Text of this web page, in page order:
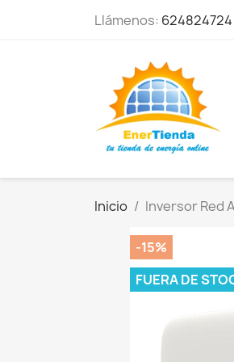
Llámenos: 624824724
Inicio Inversor Red
-15%
FUERA DE